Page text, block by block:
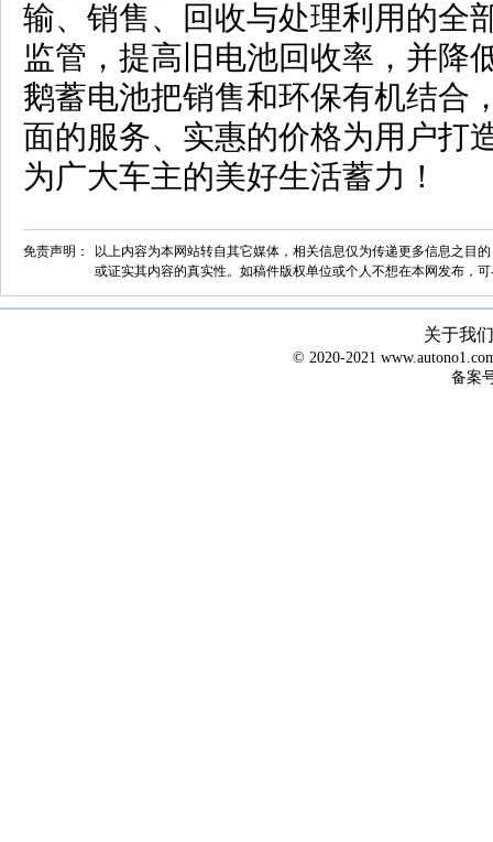
输、销售、回收与处理利用的全
监管，提高旧电池回收率，并降
鹅蓄电池把销售和环保有机结合
面的服务、实惠的价格为用户打
为广大车主的美好生活蓄力！
免责声明：
以上内容为本网站转自其它媒体，相关信息仅为传递更多信息之目
或证实其内容的真实性。如稿件版权单位或个人不想在本网发布，
关于我们
© 2020-2021
备案